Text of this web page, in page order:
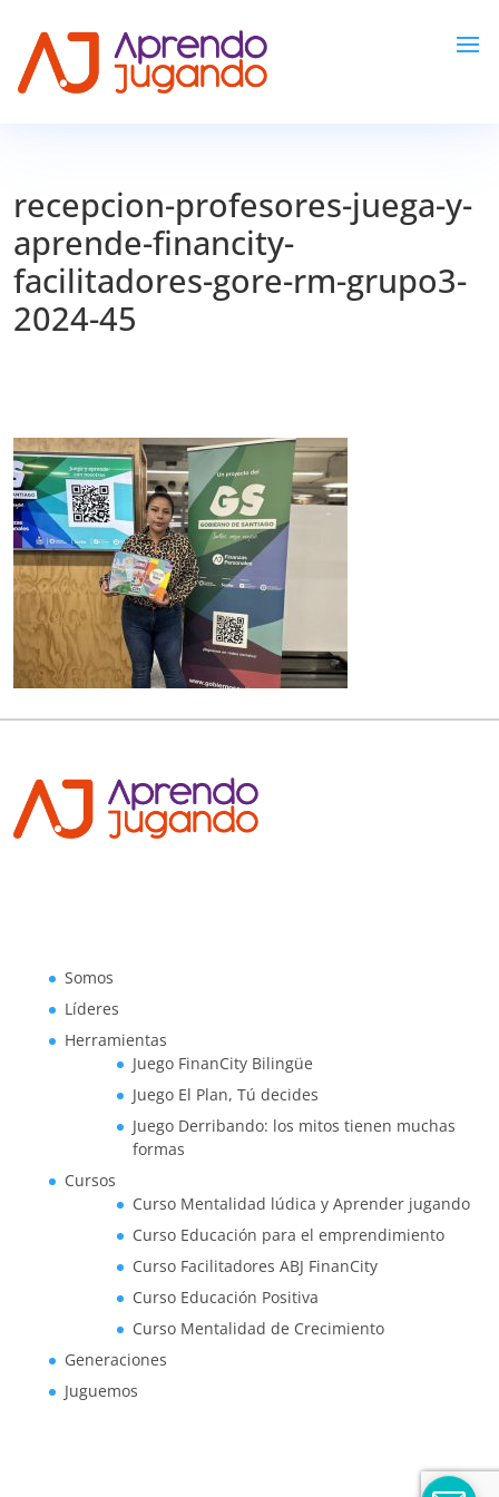
recepcion-profesores-juega-y-
aprende-financity-
facilitadores-gore-rm-grupo3-
2024-45
Somos
Líderes
Herramientas
Juego FinanCity Bilingüe
Juego El Plan, Tú decides
Juego Derribando: los mitos tienen muchas
formas
Cursos
Curso Mentalidad lúdica y Aprender jugando
Curso Educación para el emprendimiento
Curso Facilitadores ABJ FinanCity
Curso Educación Positiva
Curso Mentalidad de Crecimiento
Generaciones
Juguemos